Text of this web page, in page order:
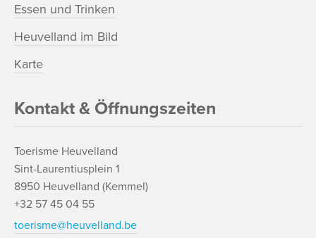
Essen und Trinken
Heuvelland im Bild
Karte
Kontakt & Öffnungszeiten
Toerisme Heuvelland
Sint-Laurentiusplein 1
8950 Heuvelland (Kemmel)
+32 57 45 04 55
toerisme@heuvelland.be